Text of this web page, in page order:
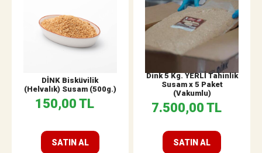
DİNK Bisküvilik
(Helvalık) Susam (500g.)
150,00 TL
SATIN AL
Dink 5 Kg. YERLİ Tahinlik
Susam x 5 Paket
(Vakumlu)
7.500,00 TL
SATIN AL